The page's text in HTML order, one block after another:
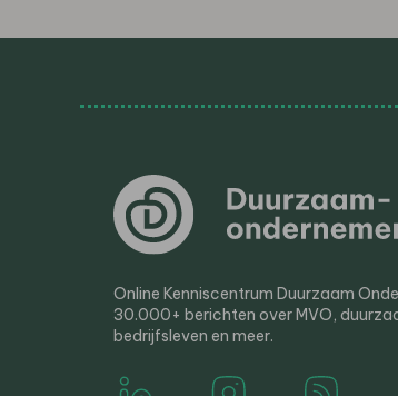
Online Kenniscentrum Duurzaam
30.000+ berichten over MVO,
bedrijfsleven en meer.